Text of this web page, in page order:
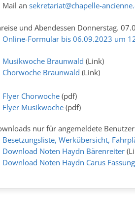
Mail an sekretariat@chapelle-
und Abendessen Donnerstag.
Online-Formular bis 06.09.2023 um
Musikwoche Braunwald (Link)
Chorwoche Braunwald (Link)
Flyer Chorwoche(pdf)
Flyer Musikwoche(pdf)
nur für angemeldete Benutzer
Besetzungsliste, Werkübersicht,
Download Noten Haydn Bärenreiter
Download Noten Haydn Carus